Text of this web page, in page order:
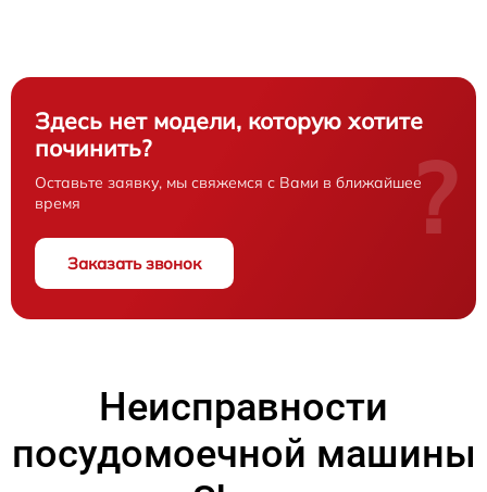
Здесь нет модели, которую хотите
починить?
Оставьте заявку, мы свяжемся с Вами в ближайшее
время
Заказать звонок
?
Неисправности
посудомоечной машины